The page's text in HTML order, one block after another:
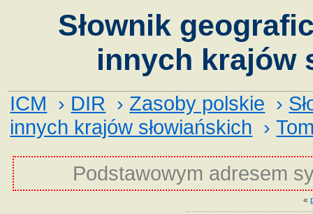
Słownik
innych krajów
ICM › DIR › Zasoby polskie ›
innych krajów słowiańskich ›
Podstawowym adresem
«